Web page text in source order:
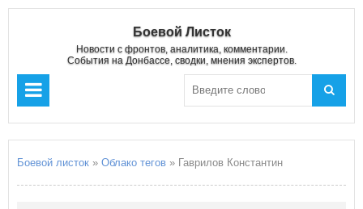
Боевой Листок
Новости с фронтов, аналитика, комментарии.
События на Донбассе, сводки, мнения экспертов.
Боевой листок » Облако тегов » Гаврилов Константин